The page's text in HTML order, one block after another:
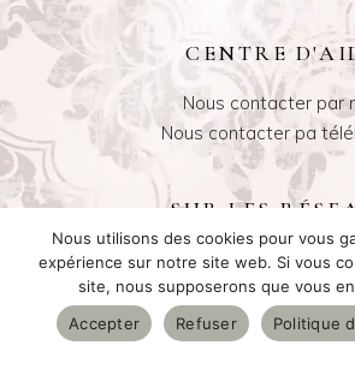
CENTRE
Nous contacter par
Nous contacter pa
SUR LES
Instagram
Facebook
Nous utilisons des cookies pour vous
expérience sur notre site web. Si vous
site, nous supposerons que vous
Accepter
Refuser Politique